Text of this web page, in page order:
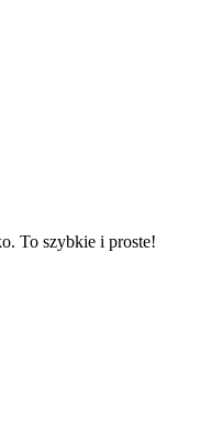
To szybkie i proste!